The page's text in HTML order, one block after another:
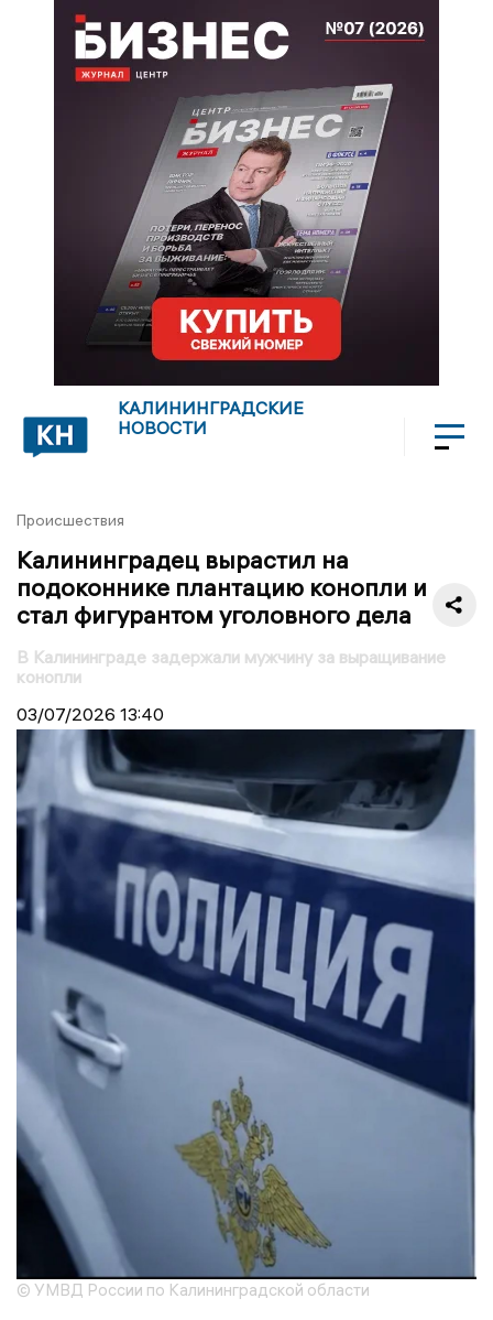
КАЛИНИНГРАДСКИЕ
НОВОСТИ
Происшествия
Калининградец вырастил на
подоконнике плантацию конопли и
стал фигурантом уголовного дела
В Калининграде задержали мужчину за выращивание
конопли
03/07/2026 13:40
© УМВД России по Калининградской области